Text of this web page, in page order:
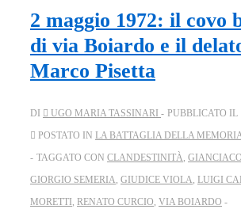
Enzo
Fontana,
dalla
armata
alla
scrittura
2 maggio 1972: il covo
di via Boiardo e il
Marco Pisetta
DI UGO MARIA TASSINARI PUBBLICATO IL
POSTATO IN LA BATTAGLIA DELLA
TAGGATO CON CLANDESTINITÀ
GIORGIO SEMERIA GIUDICE VIOLA LUIGI
MORETTI RENATO CURCIO VIA BOIARDO